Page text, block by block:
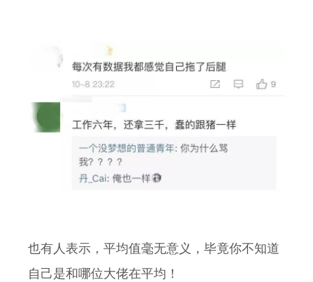
也有人表示，平均值毫无意义，毕竟你不知道
自己是和哪位大佬在平均！